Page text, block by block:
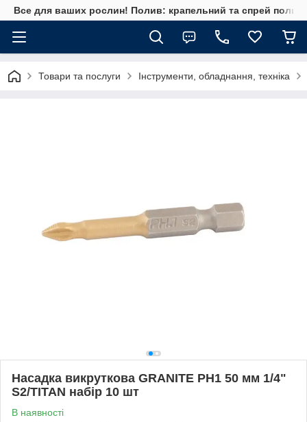
Все для ваших рослин! Полив: крапельний та спрей полив,
Товари та послуги Інструменти, обладнання, техніка
Насадка викруткова GRANITE PH1 50 мм 1/4"
S2/TITAN набір 10 шт
В наявності